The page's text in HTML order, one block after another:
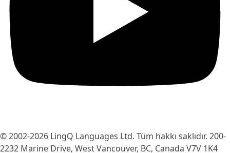
© 2002-2026 LingQ Languages Ltd. Tüm hakkı saklıdır. 200-
2232 Marine Drive, West Vancouver, BC, Canada V7V 1K4